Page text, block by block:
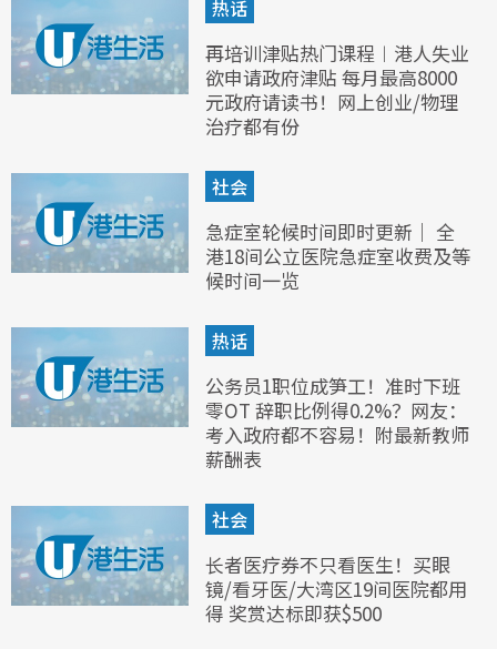
热话
再培训津贴热门课程︱港人失业
欲申请政府津贴 每月最高8000
元政府请读书！网上创业/物理
治疗都有份
社会
急症室轮候时间即时更新｜ 全
港18间公立医院急症室收费及等
候时间一览
热话
公务员1职位成笋工！准时下班
零OT 辞职比例得0.2%？网友：
考入政府都不容易！附最新教师
薪酬表
社会
长者医疗券不只看医生！买眼
镜/看牙医/大湾区19间医院都用
得 奖赏达标即获$500